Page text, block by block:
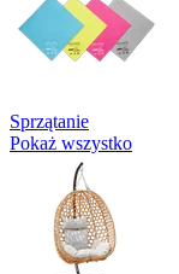
Sprzątanie
Pokaż wszystko